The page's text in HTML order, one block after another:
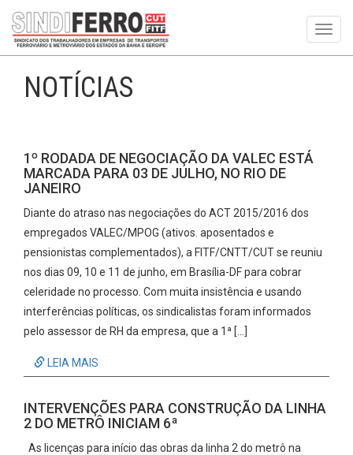
NOTÍCIAS
1º RODADA DE NEGOCIAÇÃO DA VALEC ESTÁ
MARCADA PARA 03 DE JULHO, NO RIO DE
JANEIRO
Diante do atraso nas negociações do ACT 2015/2016 dos
empregados VALEC/MPOG (ativos. aposentados e
pensionistas complementados), a FITF/CNTT/CUT se reuniu
nos dias 09, 10 e 11 de junho, em Brasília-DF para cobrar
celeridade no processo. Com muita insistência e usando
interferências políticas, os sindicalistas foram informados
pelo assessor de RH da empresa, que a 1ª […]
LEIA MAIS
INTERVENÇÕES PARA CONSTRUÇÃO DA LINHA
2 DO METRÔ INICIAM 6ª
As licenças para início das obras da linha 2 do metrô na